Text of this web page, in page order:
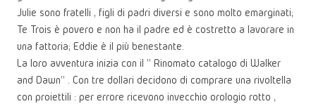
Julie sono fratelli , figli di padri diversi e sono molto emarginati;
Te Trois è povero e non ha il padre ed è costretto a lavorare in
una fattoria; Eddie è il più benestante.
La loro avventura inizia con il " Rinomato catalogo di Walker
and Dawn" . Con tre dollari decidono di comprare una rivoltella
con proiettili : per errore ricevono invecchio orologio rotto ,